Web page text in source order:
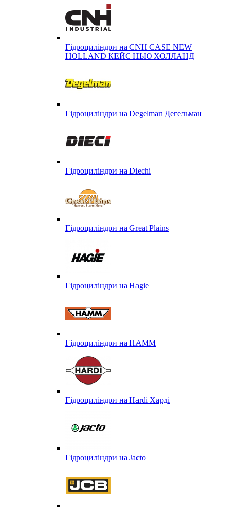
Гідроциліндри на CNH CASE NEW
HOLLAND КЕЙС НЬЮ ХОЛЛАНД
Гідроциліндри на Degelman Дегельман
Гідроциліндри на Diechi
Гідроциліндри на Great Plains
Гідроциліндри на Hagie
Гідроциліндри на HAMM
Гідроциліндри на Hardi Харді
Гідроциліндри на Jacto